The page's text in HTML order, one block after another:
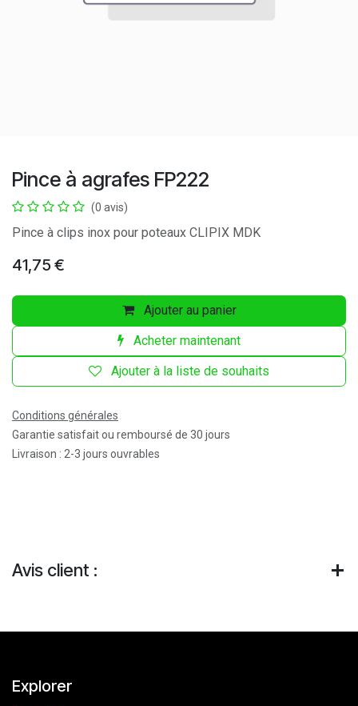
Pince à agrafes FP222
(0 avis)
Pince à clips inox pour poteaux CLIPIX MDK
41,75 €
Ajouter au panier
Acheter maintenant
Ajouter à la liste de souhaits
Conditions générales
Garantie satisfait ou remboursé de 30 jours
Livraison : 2-3 jours ouvrables
Avis client :
Explorer